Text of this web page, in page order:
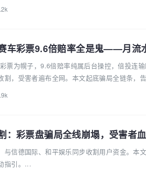
车彩票9.6倍赔率全是鬼——月流
票为幌子，9.6倍赔率纯属后台操控，倍投连
割，受害者遍布全网。本文起底骗局全链条，
：彩票盘骗局全线崩塌，受害者
与信德国际、和平娱乐同步收割用户资金。本
指引。...